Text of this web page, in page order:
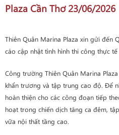
Plaza Cần Thơ 23/06/2026
Thiên Quân Marina Plaza xin gửi đến
cáo cập nhật tình hình thi công thực
Công trường Thiên Quân Marina
khẩn trương và tập trung cao độ. Để
hoàn thiện cho các công đoạn tiếp
hoạt trong chiến dịch tăng ca đêm,
vữa nội thất tầng cao.